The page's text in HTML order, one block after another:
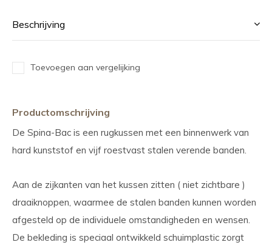
Beschrijving
Toevoegen aan vergelijking
Productomschrijving
De Spina-Bac is een rugkussen met een binnenwerk van
hard kunststof en vijf roestvast stalen verende banden.
Aan de zijkanten van het kussen zitten ( niet zichtbare )
draaiknoppen, waarmee de stalen banden kunnen worden
afgesteld op de individuele omstandigheden en wensen.
De bekleding is speciaal ontwikkeld schuimplastic zorgt